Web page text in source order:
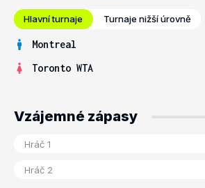
Hlavní turnaje Turnaje nižší úrovně
Montreal
Toronto WTA
Vzájemné zápasy